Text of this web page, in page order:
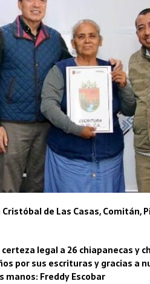
de Las Casas, Comitán,
legal a 26 chiapanecas y
por sus escrituras y gracias a
manos: Freddy Escobar